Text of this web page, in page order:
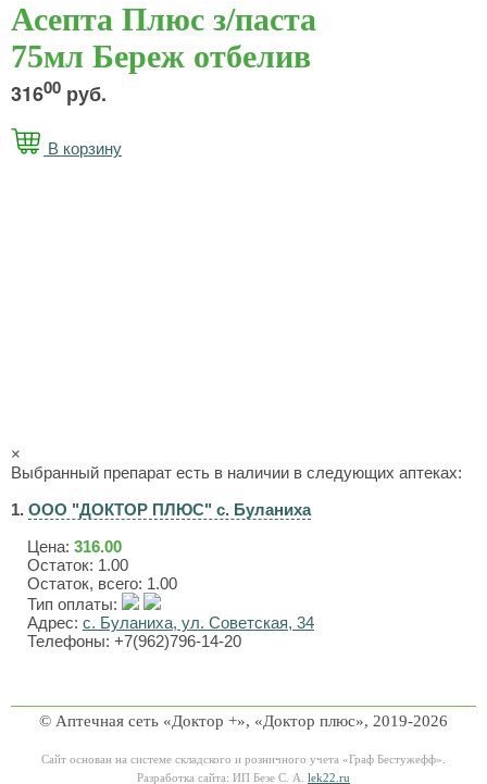
Асепта Плюс з/паста
75мл Береж отбелив
31600 руб.
В корзину
×
Выбранный препарат есть в наличии в следующих аптеках:
1. ООО "ДОКТОР ПЛЮС" с. Буланиха
Цена: 316.00
Остаток: 1.00
Остаток, всего: 1.00
Тип оплаты:
Адрес: с. Буланиха, ул. Советская, 34
Телефоны: +7(962)796-14-20
© Аптечная сеть «Доктор +», «Доктор плюс», 2019-2026
Сайт основан на системе складского и розничного учета «Граф Бестужефф».
Разработка сайта: ИП Безе С. А. lek22.ru